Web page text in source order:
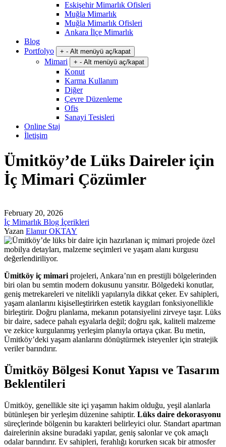
Eskişehir Mimarlık Ofisleri
Muğla Mimarlık
Muğla Mimarlık Ofisleri
Ankara İlçe Mimarlık
Blog
Portfolyo
+ - Alt menüyü aç/kapat
Mimari + - Alt menüyü aç/kapat
Konut
Karma Kullanım
Diğer
Çevre Düzenleme
Ofis
Sanayi Tesisleri
Online Staj
İletişim
Ümitköy’de Lüks Daireler için
İç Mimari Çözümler
February 20, 2026
İç Mimarlık Blog İçerikleri
Yazan Elanur OKTAY
Ümitköy iç mimari projeleri, Ankara’nın en prestijli bölgelerinden
biri olan bu semtin modern dokusunu yansıtır. Bölgedeki konutlar,
geniş metrekareleri ve nitelikli yapılarıyla dikkat çeker. Ev sahipleri,
yaşam alanlarını kişiselleştirirken estetik kaygıları fonksiyonellikle
birleştirir. Doğru planlama, mekanın potansiyelini zirveye taşır. Lüks
bir daire, sadece pahalı eşyalarla değil; doğru ışık, kaliteli malzeme
ve zekice kurgulanmış yerleşim planıyla ortaya çıkar. Bu metin,
Ümitköy’deki yaşam alanlarını dönüştürmek isteyenler için stratejik
veriler barındırır.
Ümitköy Bölgesi Konut Yapısı ve Tasarım
Beklentileri
Ümitköy, genellikle site içi yaşamın hakim olduğu, yeşil alanlarla
bütünleşen bir yerleşim düzenine sahiptir. Lüks daire dekorasyonu
süreçlerinde bölgenin bu karakteri belirleyici olur. Standart apartman
dairelerinin aksine buradaki yapılar, geniş salonlar ve çok amaçlı
odalar barındırır. Ev sahipleri, ferahlığı korurken sıcak bir atmosfer